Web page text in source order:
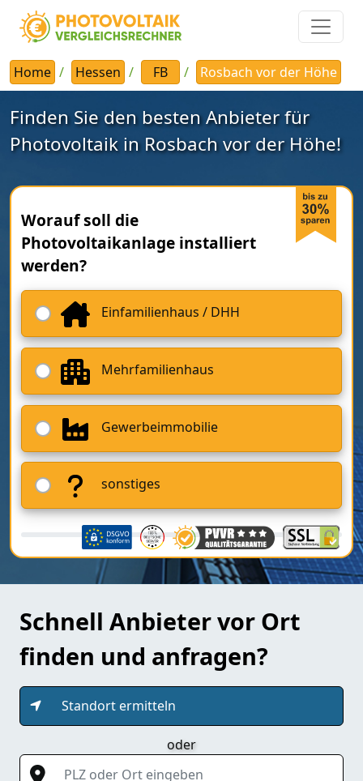
Home Hessen FB Rosbach vor der Höhe
Finden Sie den besten Anbieter für
Photovoltaik in Rosbach vor der Höhe!
Worauf soll die
Photovoltaikanlage installiert
werden?
Einfamilienhaus / DHH
Mehrfamilienhaus
Gewerbeimmobilie
sonstiges
Schnell Anbieter vor Ort
finden und anfragen?
Standort ermitteln
oder
PLZ oder Ort eingeben